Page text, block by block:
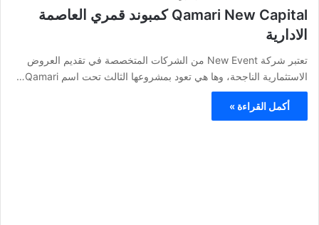
Qamari New Capital كمبوند قمري العاصمة
الادارية
تعتبر شركة New Event من الشركات المتخصصة في تقديم العروض
الاستثمارية الناجحة، وها هي تعود بمشروعها الثالث تحت اسم Qamari…
أكمل القراءة »